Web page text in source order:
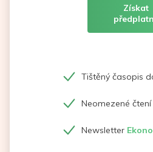
Získat
Tištěný časopis
Neomezené
Newsletter